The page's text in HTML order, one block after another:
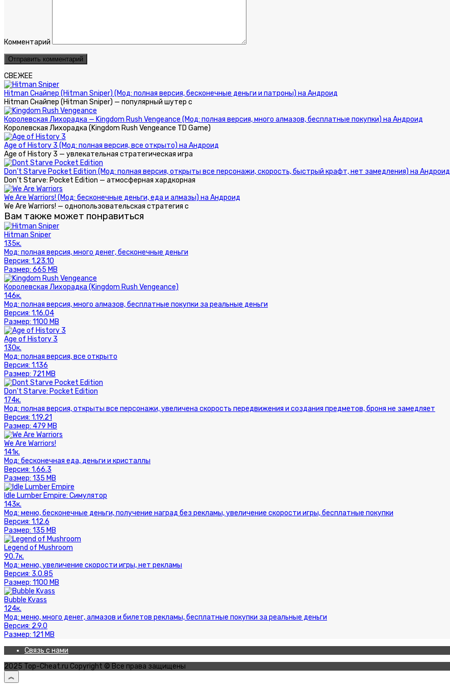
Комментарий
СВЕЖЕЕ
Hitman Снайпер (Hitman Sniper) (Мод: полная версия, бесконечные деньги и патроны) на Андроид
Hitman Снайпер (Hitman Sniper) — популярный шутер с
Королевская Лихорадка — Kingdom Rush Vengeance (Мод: полная версия, много алмазов, бесплатные покупки) на Андроид
Королевская Лихорадка (Kingdom Rush Vengeance TD Game)
Age of History 3 (Мод: полная версия, все открыто) на Андроид
Age of History 3 — увлекательная стратегическая игра
Don’t Starve Pocket Edition (Мод: полная версия, открыты все персонажи, скорость, быстрый крафт, нет замедления) на Андроид
Don’t Starve: Pocket Edition — атмосферная хардкорная
We Are Warriors! (Мод: бесконечные деньги, еда и алмазы) на Андроид
We Are Warriors! — однопользовательская стратегия с
Вам также может понравиться
Hitman Sniper
135к.
Мод: полная версия, много денег, бесконечные деньги
Версия: 1.23.10
Размер: 665 MB
Королевская Лихорадка (Kingdom Rush Vengeance)
146к.
Мод: полная версия, много алмазов, бесплатные покупки за реальные деньги
Версия: 1.16.04
Размер: 1100 MB
Age of History 3
130к.
Мод: полная версия, все открыто
Версия: 1.136
Размер: 721 MB
Don't Starve: Pocket Edition
174к.
Мод: полная версия, открыты все персонажи, увеличена скорость передвижения и создания предметов, броня не замедляет
Версия: 1.19.21
Размер: 479 MB
We Are Warriors!
141к.
Мод: бесконечная еда, деньги и кристаллы
Версия: 1.66.3
Размер: 135 MB
Idle Lumber Empire: Симулятор
143к.
Мод: меню, бесконечные деньги, получение наград без рекламы, увеличение скорости игры, бесплатные покупки
Версия: 1.12.6
Размер: 135 MB
Legend of Mushroom
90.7к.
Мод: меню, увеличение скорости игры, нет рекламы
Версия: 3.0.85
Размер: 1100 MB
Bubble Kvass
124к.
Мод: меню, много денег, алмазов и билетов рекламы, бесплатные покупки за реальные деньги
Версия: 2.9.0
Размер: 121 MB
Связь с нами
2025 Top-Cheat.ru Copyright © Все права защищены